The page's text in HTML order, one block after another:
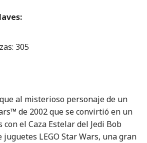
305
al misterioso personaje de un
de 2002 que se convirtió en un
el Caza Estelar del Jedi Bob
juguetes LEGO Star Wars, una gran